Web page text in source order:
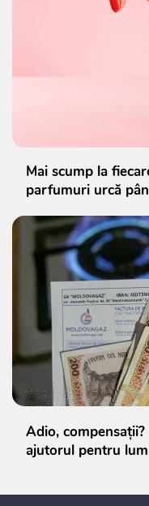
Mai scump la
parfumuri urcă
Adio,
ajutorul pentru